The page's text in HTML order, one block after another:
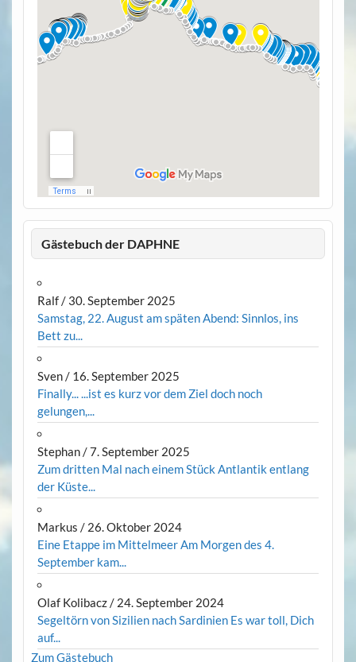
Gästebuch der DAPHNE
Ralf/ 30. September 2025
Samstag, 22. August am späten Abend: Sinnlos, ins
Bett zu...
Sven/ 16. September 2025
Finally... ...ist es kurz vor dem Ziel doch noch
gelungen,...
Stephan/7. September 2025
Zum dritten Mal nach einem Stück Antlantik entlang
der Küste...
Markus / 26. Oktober 2024
Eine Etappe im Mittelmeer Am Morgen des 4.
September kam...
Olaf Kolibacz/ 24. September 2024
Segeltörn von Sizilien nach Sardinien Es war toll, Dich
auf...
Zum Gästebuch